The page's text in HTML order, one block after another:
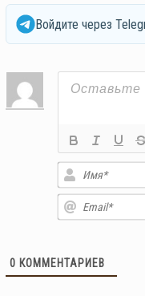
Войдите через
0 КОММЕНТАРИЕВ